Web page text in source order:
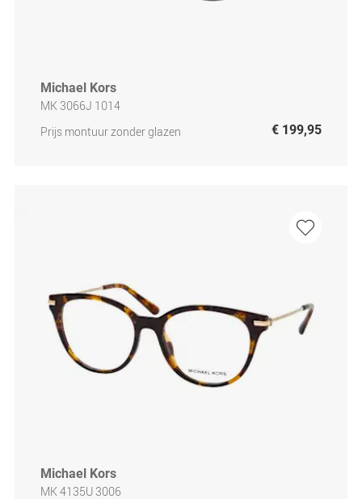
Michael Kors
MK 3066J 1014
Prijs montuur zonder glazen
€ 199,95
Michael Kors
MK 4135U 3006